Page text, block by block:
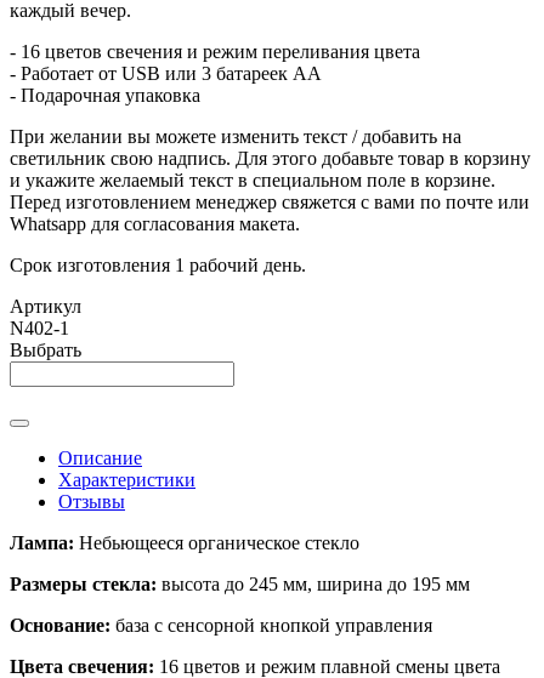
каждый вечер.
- 16 цветов свечения и режим переливания цвета
- Работает от USB или 3 батареек АА
- Подарочная упаковка
При желании вы можете изменить текст / добавить на
светильник свою надпись. Для этого добавьте товар в корзину
и укажите желаемый текст в специальном поле в корзине.
Перед изготовлением менеджер свяжется с вами по почте или
Whatsapp для согласования макета.
Срок изготовления 1 рабочий день.
Артикул
N402-1
Выбрать
Описание
Характеристики
Отзывы
Лампа: Небьющееся органическое стекло
Размеры стекла: высота до 245 мм, ширина до 195 мм
Основание: база с сенсорной кнопкой управления
Цвета свечения: 16 цветов и режим плавной смены цвета